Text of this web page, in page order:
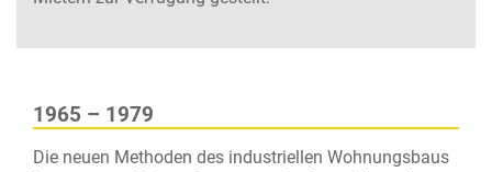
1965 – 1979
Die neuen Methoden des industriellen Wohnungsbaus